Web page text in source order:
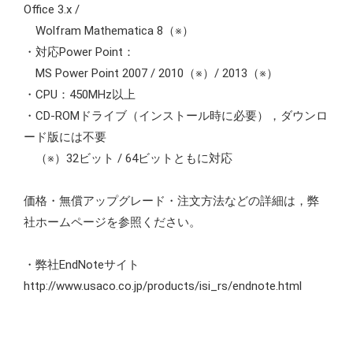
Office 3.x /
Wolfram Mathematica 8（※）
・対応Power Point：
MS Power Point 2007 / 2010（※）/ 2013（※）
・CPU：450MHz以上
・CD-ROMドライブ（インストール時に必要），ダウンロ
ード版には不要
（※）32ビット / 64ビットともに対応
価格・無償アップグレード・注文方法などの詳細は，弊
社ホームページを参照ください。
・弊社EndNoteサイト
http://www.usaco.co.jp/products/isi_rs/endnote.html